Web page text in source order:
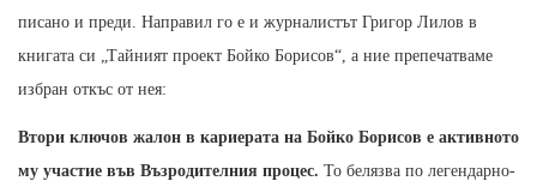
писано и преди. Направил го е и журналистът Григор Лилов в
книгата си „Тайният проект Бойко Борисов“, а ние препечатваме
избран откъс от нея:
Втори ключов жалон в кариерата на Бойко Борисов е активното
му участие във Възродителния процес. То белязва по легендарно-